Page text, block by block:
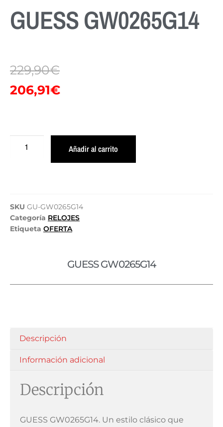
GUESS GW0265G14
229,90€
206,91€
Añadir al carrito
SKU GU-GW0265G14
Categoría RELOJES
Etiqueta OFERTA
GUESS GW0265G14
Descripción
Información adicional
Descripción
GUESS GW0265G14. Un estilo clásico que